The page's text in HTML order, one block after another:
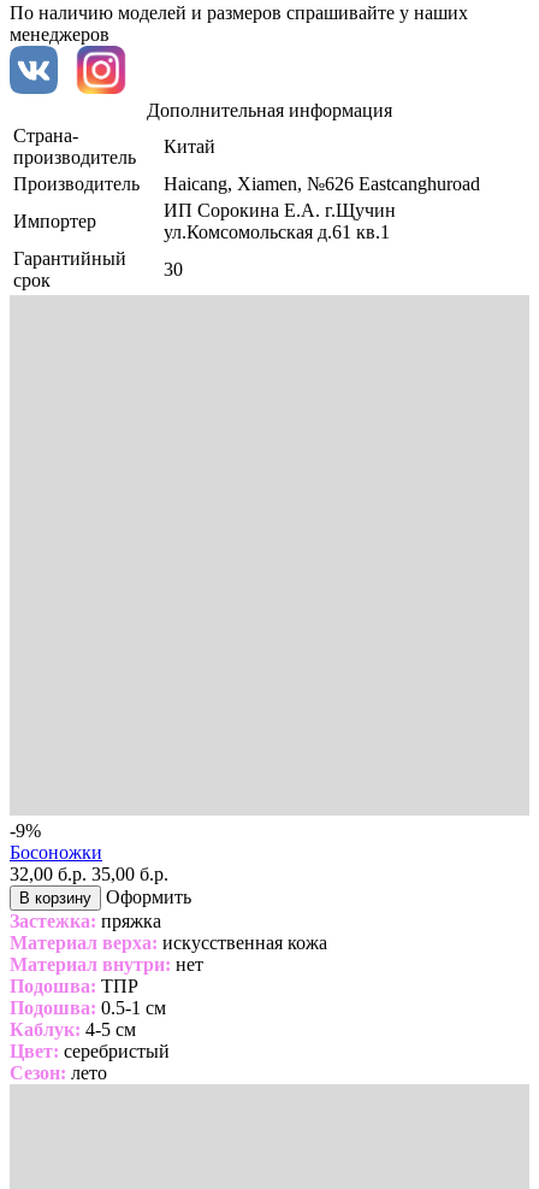
По наличию моделей и размеров спрашивайте у наших
менеджеров
Дополнительная информация
Страна-
производитель
Китай
Производитель
Haicang, Xiamen, №626 Eastcanghuroad
Импортер
ИП Сорокина Е.А. г.Щучин
ул.Комсомольская д.61 кв.1
Гарантийный
срок
30
-9%
Босоножки
32,00 б.р. 35,00 б.р.
В корзину
Оформить
Застежка: пряжка
Материал верха: искусственная кожа
Материал внутри: нет
Подошва: ТПР
Подошва: 0.5-1 см
Каблук: 4-5 см
Цвет: серебристый
Сезон: лето